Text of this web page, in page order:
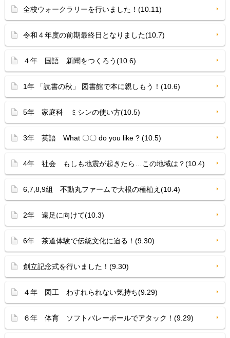
全校ウォークラリーを行いました！(10.11)
令和４年度の前期最終日となりました(10.7)
４年 国語 新聞をつくろう(10.6)
1年 「読書の秋」 図書館で本に親しもう！(10.6)
5年 家庭科 ミシンの使い方(10.5)
3年 英語 What 〇〇 do you like ? (10.5)
4年 社会 もしも地震が起きたら…この地域は？(10.4)
6,7,8,9組 不動丸ファームで大根の種植え(10.4)
2年 遠足に向けて(10.3)
6年 茶道体験で伝統文化に迫る！(9.30)
創立記念式を行いました！(9.30)
４年 図工 わすれられない気持ち(9.29)
６年 体育 ソフトバレーボールでアタック！(9.29)